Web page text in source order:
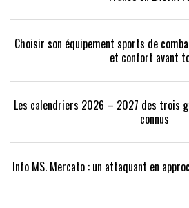
Choisir son équipement sports de
et confort avant
Les calendriers 2026 – 2027 des trois
connus
Info MS. Mercato : un attaquant en